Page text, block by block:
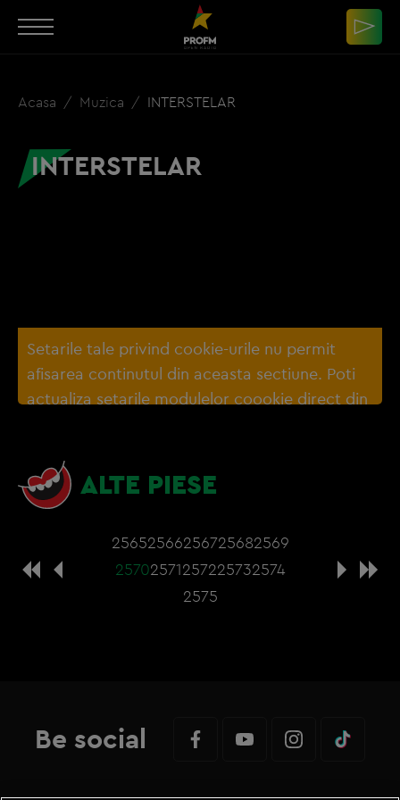
Acasa Muzica INTERSTELAR
INTERSTELAR
Setarile tale privind cookie-urile nu permit
afisarea continutul din aceasta sectiune. Poti
actualiza setarile modulelor coookie direct din
ALTE PIESE
25652566256725682569
25702571257225732574
2575
Be social